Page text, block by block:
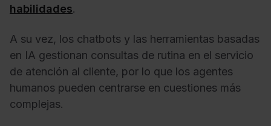
habilidades.
A su vez, los chatbots y las herramientas basadas
en IA gestionan consultas de rutina en el servicio
de atención al cliente, por lo que los agentes
humanos pueden centrarse en cuestiones más
complejas.